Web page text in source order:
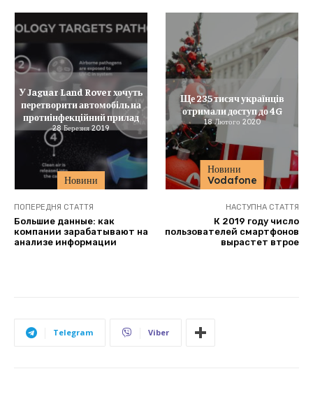
Новини
У Jaguar Land Rover хочуть
перетворити автомобіль на
протиінфекційний прилад
28 Березня 2019
Новини
Vodafone
Ще 235 тисяч українців
отримали доступ до 4G
18 Лютого 2020
ПОПЕРЕДНЯ СТАТТЯ
Большие данные: как
компании зарабатывают на
анализе информации
НАСТУПНА СТАТТЯ
К 2019 году число
пользователей смартфонов
вырастет втрое
Telegram Viber